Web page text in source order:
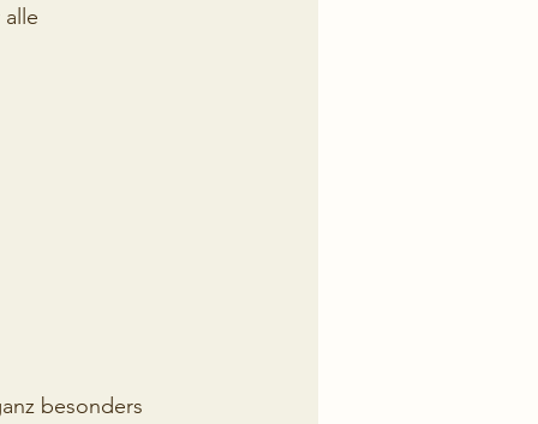
besonders